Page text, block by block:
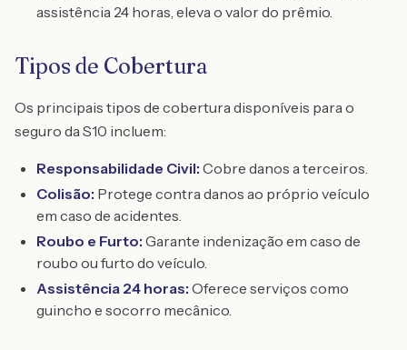
assistência 24 horas, eleva o valor do prêmio.
Tipos de Cobertura
Os principais tipos de cobertura disponíveis para o
seguro da S10 incluem:
Responsabilidade Civil: Cobre danos a terceiros.
Colisão: Protege contra danos ao próprio veículo
em caso de acidentes.
Roubo e Furto: Garante indenização em caso de
roubo ou furto do veículo.
Assistência 24 horas: Oferece serviços como
guincho e socorro mecânico.